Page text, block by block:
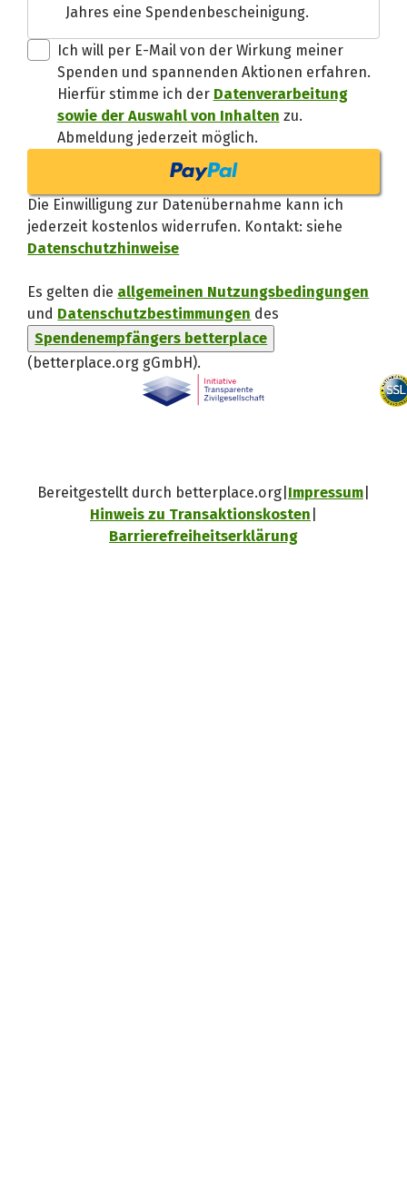
Jahres eine Spendenbescheinigung.
Ich will per E-Mail von der Wirkung meiner
Spenden und spannenden Aktionen erfahren.
Hierfür stimme ich der Datenverarbeitung
sowie der Auswahl von Inhalten zu.
Abmeldung jederzeit möglich.
Die Einwilligung zur Datenübernahme kann ich
jederzeit kostenlos widerrufen. Kontakt: siehe
Datenschutzhinweise
Es gelten die allgemeinen Nutzungsbedingungen
und Datenschutzbestimmungen des
Spendenempfängers betterplace
(betterplace.org gGmbH).
Bereitgestellt durch betterplace.org Impressum
Hinweis zu Transaktionskosten
Barrierefreiheitserklärung